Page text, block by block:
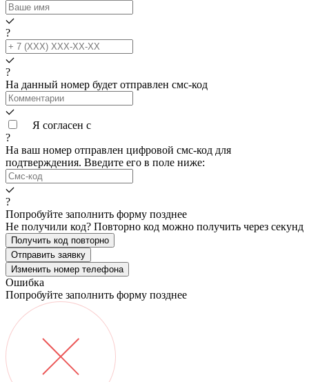
?
?
На данный номер будет отправлен смс‑код
Я согласен с
?
На ваш номер отправлен цифровой смс-код для
подтверждения. Введите его в поле ниже:
?
Попробуйте заполнить форму позднее
Не получили код? Повторно код можно получить через секунд
Получить код повторно
Отправить заявку
Изменить номер телефона
Ошибка
Попробуйте заполнить форму позднее